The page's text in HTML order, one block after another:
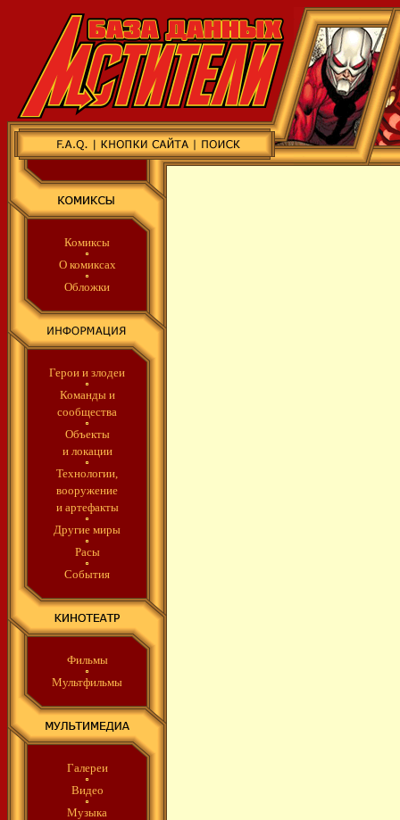
Комиксы
О комиксах
Обложки
Герои и злодеи
Команды и
сообщества
Объекты
и локации
Технологии,
вооружение
и артефакты
Другие миры
Расы
События
Фильмы
Мультфильмы
Галереи
Видео
Музыка